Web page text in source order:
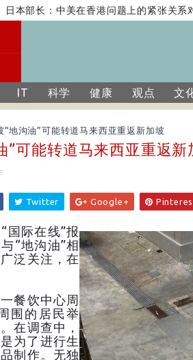
本部长：中美在香港问题上的紧张关系对
IT 科学 健康 观点 文
“地沟油”可能转道马来西亚重返新加坡
”可能转道马来西亚重返新
Twitter Google+
国际在线”报
“地沟油”相
泛关注，在
餐饮中心周
围的居民举
在调查中，
为了进行生
制作。无独